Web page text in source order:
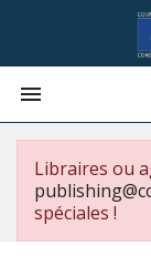

Libraires ou
spéciales !